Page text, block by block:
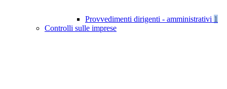
Provvedimenti dirigenti - amministrativi 1
Controlli sulle imprese